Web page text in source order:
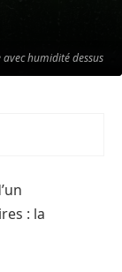
humidité dessus
: la